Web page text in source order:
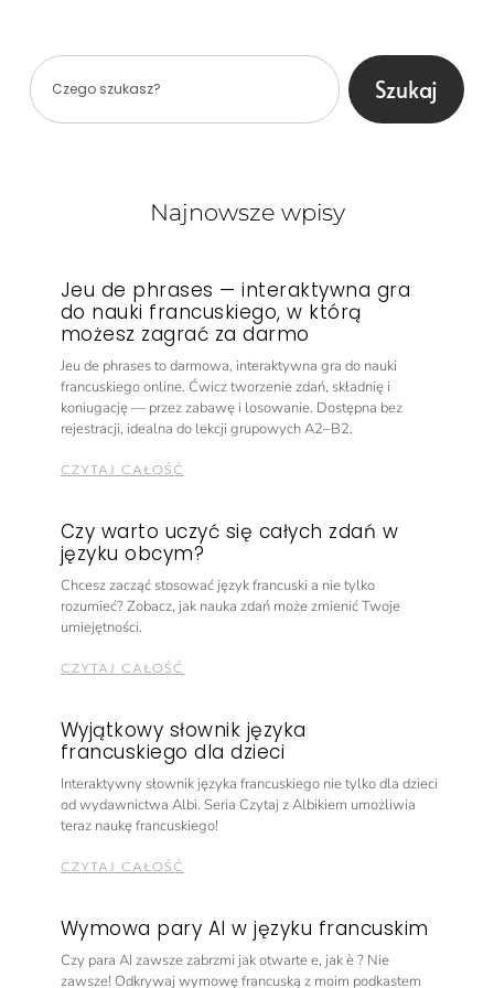
Szukaj
Najnowsze wpisy
Jeu de phrases — interaktywna gra
do nauki francuskiego, w którą
możesz zagrać za darmo
Jeu de phrases to darmowa, interaktywna gra do nauki
francuskiego online. Ćwicz tworzenie zdań, składnię i
koniugację — przez zabawę i losowanie. Dostępna bez
rejestracji, idealna do lekcji grupowych A2–B2.
CZYTAJ CAŁOŚĆ
Czy warto uczyć się całych zdań w
języku obcym?
Chcesz zacząć stosować język francuski a nie tylko
rozumieć? Zobacz, jak nauka zdań może zmienić Twoje
umiejętności.
CZYTAJ CAŁOŚĆ
Wyjątkowy słownik języka
francuskiego dla dzieci
Interaktywny słownik języka francuskiego nie tylko dla dzieci
od wydawnictwa Albi. Seria Czytaj z Albikiem umożliwia
teraz naukę francuskiego!
CZYTAJ CAŁOŚĆ
Wymowa pary AI w języku francuskim
Czy para AI zawsze zabrzmi jak otwarte e, jak è ? Nie
zawsze! Odkrywaj wymowę francuską z moim podkastem